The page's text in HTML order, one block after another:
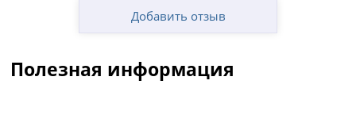
Добавить отзыв
Полезная информация